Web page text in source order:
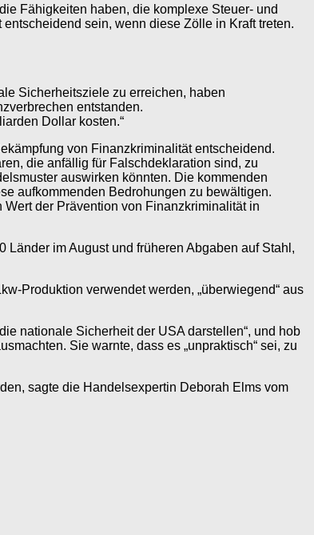
Fähigkeiten haben, die komplexe Steuer- und
sein, wenn diese Zölle in Kraft treten.
Sicherheitsziele zu erreichen, haben
entstanden.
Dollar kosten.“
von Finanzkriminalität entscheidend.
die anfällig für Falschdeklaration sind, zu
auswirken könnten. Die kommenden
aufkommenden Bedrohungen zu bewältigen.
der Prävention von Finanzkriminalität in
im August und früheren Abgaben auf Stahl,
Produktion verwendet werden, „überwiegend“ aus
nationale Sicherheit der USA darstellen“, und hob
Sie warnte, dass es „unpraktisch“ sei, zu
sagte die Handelsexpertin Deborah Elms vom